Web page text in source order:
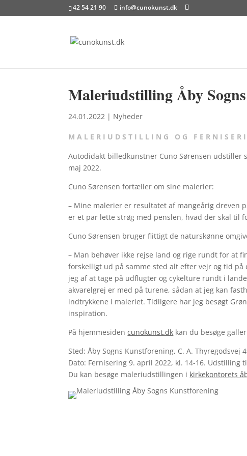
42 54 21 90 info@cunokunst.dk
Maleriudstilling Åby
24.01.2022 | Nyheder
MALERIUDSTILLING OG
Autodidakt billedkunstner Cuno Sørensen udstiller
maj 2022.
Cuno Sørensen fortæller om sine malerier:
– Mine malerier er resultatet af mangeårig dreven
er et par lette strøg med penslen, hvad der skal til
Cuno Sørensen bruger flittigt de naturskønne
– Man behøver ikke rejse land og rige rundt for at
forskelligt ud på samme sted alt efter vejr og tid
jeg af at tage på udflugter og cykelture rundt i
akvarelgrej er med på turene, sådan at jeg kan
indtrykkene i maleriet. Tidligere har jeg besøgt
inspiration.
På hjemmesidencunokunst.dk kan du besøge
Sted: Åby Sogns Kunstforening, C. A. Thyregodsvej
Dato: Fernisering 9. april 2022, kl. 14-16. Udstilling
Du kan besøge maleriudstillingen i kirkekontorets